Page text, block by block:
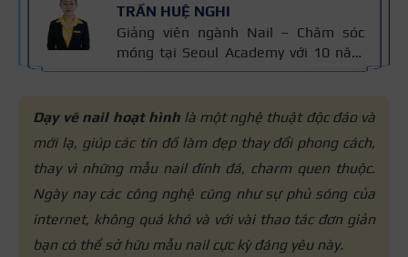
TRẦN HUỆ NGHI
Giảng viên ngành Nail – Chăm sóc
móng tại Seoul Academy với 10 năm
kinh nghiệm trong nghề. Có chuyên
móng, sơn gel, đắp bột và vẽ móng
nghệ thuật. Kiến thức trong bài được
đối chiếu với quy trình chăm sóc móng
chuẩn nghề và 10 năm kinh nghiệm
giảng dạy của cô, giúp người đọc nắm
thông tin đáng tin cậy.
Dạy vẽ nail hoạt hìnhlà một nghệ thuật độc đáo và
mới lạ, giúp các tín đồ làm đẹp thay đổi phong cách,
thay vì những mẫu nail đính đá, charm quen thuộc.
Ngày nay các công nghệ cũng như sự phủ sóng của
internet, không quá khó và với vài thao tác đơn giản
bạn có thể sở hữu mẫu nail cực kỳ đáng yêu này.